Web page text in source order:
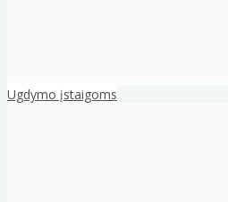
Ugdymo įstaigoms